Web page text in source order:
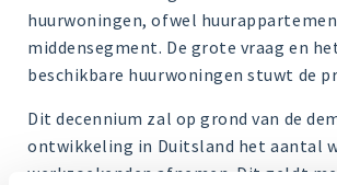
huurwoningen, ofwel
middensegment. De grote vraag en
beschikbare huurwoningen stuwt de
Dit decennium zal op grond van de
ontwikkeling in Duitsland het aantal
werkzoekenden afnemen. Dit geldt